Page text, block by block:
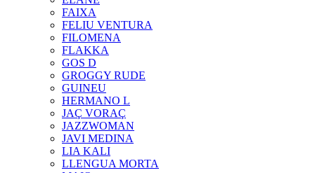
FAIXA
FELIU VENTURA
FILOMENA
FLAKKA
GOS D
GROGGY RUDE
GUINEU
HERMANO L
JAÇ VORAÇ
JAZZWOMAN
JAVI MEDINA
LIA KALI
LLENGUA MORTA